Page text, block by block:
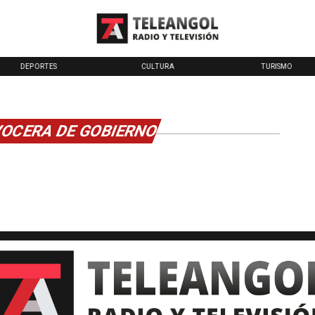
DEPORTES CULTURA TURISMO
DE GOBIERNO